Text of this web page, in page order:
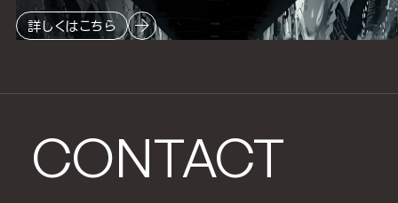
CONTACT
詳しくはこちら